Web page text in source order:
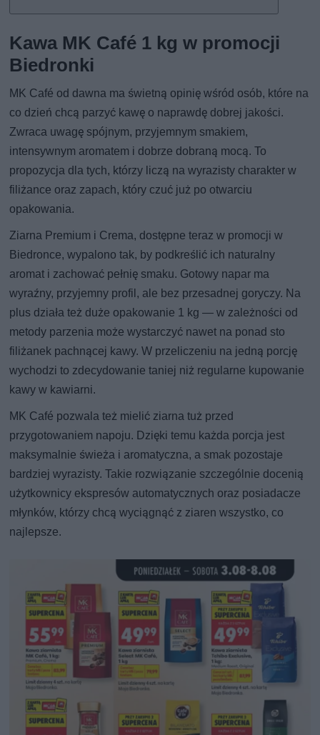
Kawa MK Café 1 kg w promocji
Biedronki
MK Café od dawna ma świetną opinię wśród osób, które na
co dzień chcą parzyć kawę o naprawdę dobrej jakości.
Zwraca uwagę spójnym, przyjemnym smakiem,
intensywnym aromatem i dobrze dobraną mocą. To
propozycja dla tych, którzy liczą na wyrazisty charakter w
filiżance oraz zapach, który czuć już po otwarciu
opakowania.
Ziarna Premium i Crema, dostępne teraz w promocji w
Biedronce, wypalono tak, by podkreślić ich naturalny
aromat i zachować pełnię smaku. Gotowy napar ma
wyraźny, przyjemny profil, ale bez przesadnej goryczy. Na
plus działa też duże opakowanie 1 kg — w zależności od
metody parzenia może wystarczyć nawet na ponad sto
filiżanek pachnącej kawy. W przeliczeniu na jedną porcję
wychodzi to zdecydowanie taniej niż regularne kupowanie
kawy w kawiarni.
MK Café pozwala też mielić ziarna tuż przed
przygotowaniem napoju. Dzięki temu każda porcja jest
maksymalnie świeża i aromatyczna, a smak pozostaje
bardziej wyrazisty. Takie rozwiązanie szczególnie docenią
użytkownicy ekspresów automatycznych oraz posiadacze
młynków, którzy chcą wyciągnąć z ziaren wszystko, co
najlepsze.